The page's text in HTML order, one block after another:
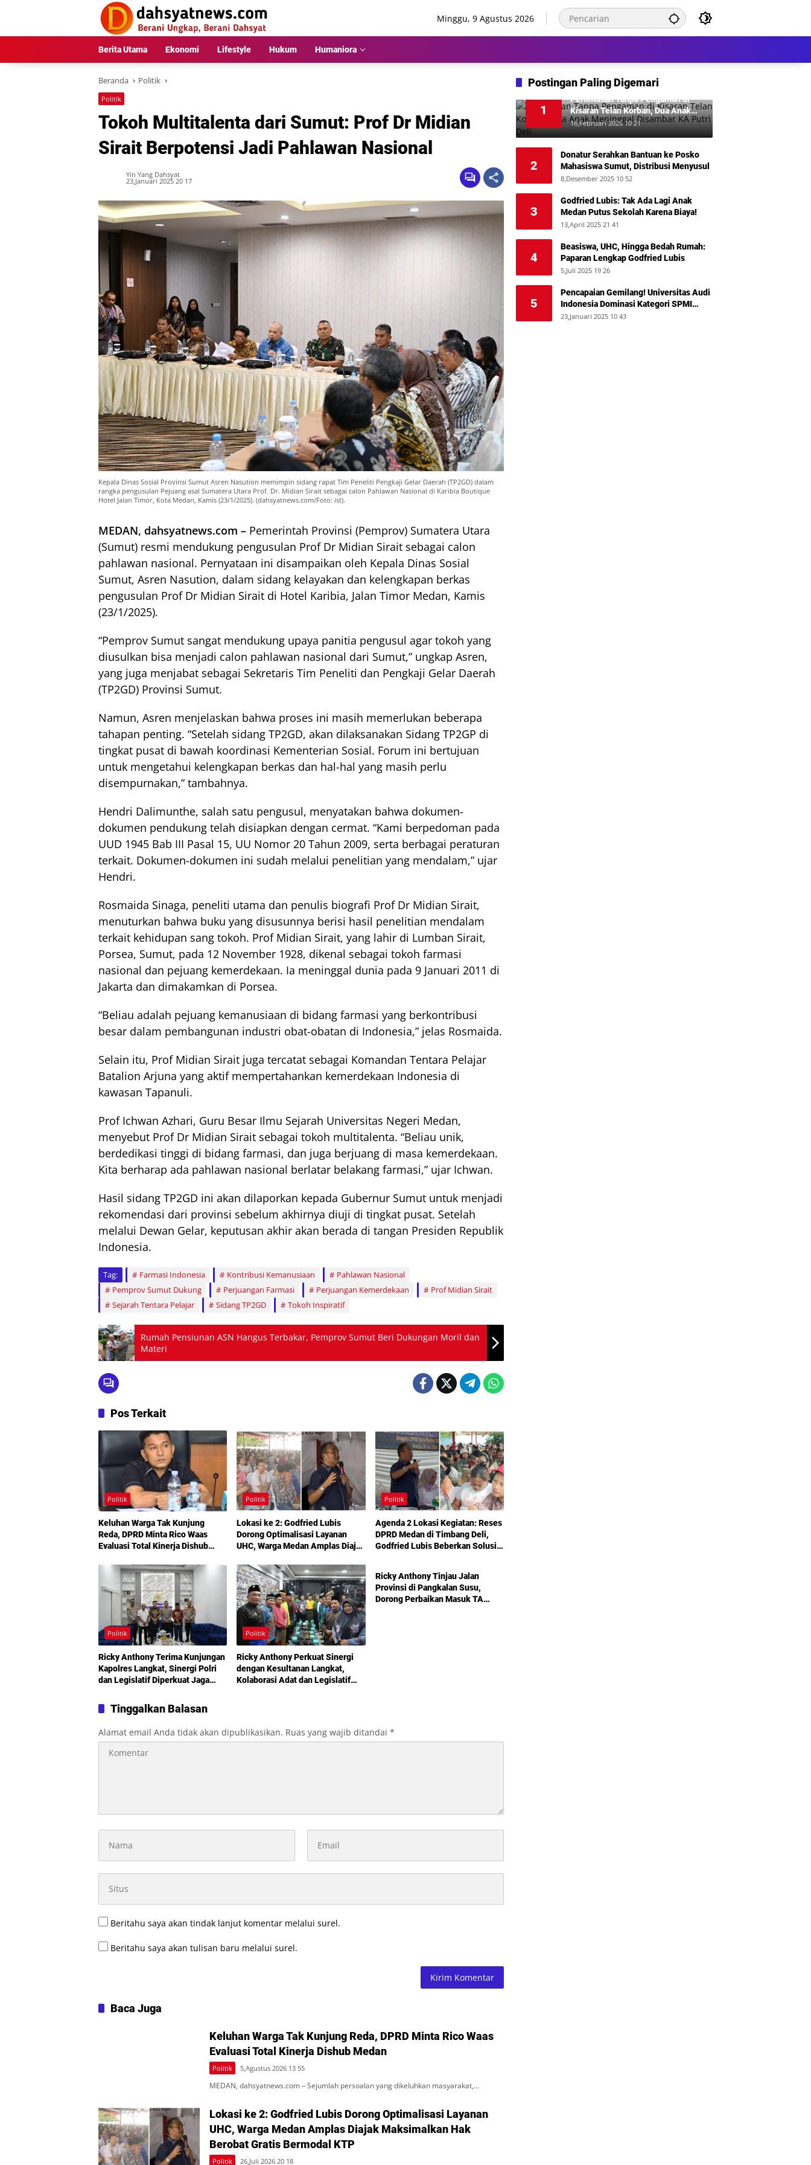
Minggu, 9 Agustus 2026
Berita Utama Ekonomi Lifestyle Hukum Humaniora
Beranda Politik
Politik
Tokoh Multitalenta dari Sumut: Prof Dr Midian
Sirait Berpotensi Jadi Pahlawan Nasional
Yin Yang Dahsyat
23,Januari 2025 20 17
Kepala Dinas Sosial Provinsi Sumut Asren Nasution memimpin sidang rapat Tim Peneliti Pengkaji Gelar Daerah (TP2GD) dalam
rangka pengusulan Pejuang asal Sumatera Utara Prof. Dr. Midian Sirait sebagai calon Pahlawan Nasional di Karibia Boutique
Hotel Jalan Timor, Kota Medan, Kamis (23/1/2025). (dahsyatnews.com/Foto: ist).
MEDAN, dahsyatnews.com – Pemerintah Provinsi (Pemprov) Sumatera Utara
(Sumut) resmi mendukung pengusulan Prof Dr Midian Sirait sebagai calon
pahlawan nasional. Pernyataan ini disampaikan oleh Kepala Dinas Sosial
Sumut, Asren Nasution, dalam sidang kelayakan dan kelengkapan berkas
pengusulan Prof Dr Midian Sirait di Hotel Karibia, Jalan Timor Medan, Kamis
(23/1/2025).
“Pemprov Sumut sangat mendukung upaya panitia pengusul agar tokoh yang
diusulkan bisa menjadi calon pahlawan nasional dari Sumut,” ungkap Asren,
yang juga menjabat sebagai Sekretaris Tim Peneliti dan Pengkaji Gelar Daerah
(TP2GD) Provinsi Sumut.
Namun, Asren menjelaskan bahwa proses ini masih memerlukan beberapa
tahapan penting. “Setelah sidang TP2GD, akan dilaksanakan Sidang TP2GP di
tingkat pusat di bawah koordinasi Kementerian Sosial. Forum ini bertujuan
untuk mengetahui kelengkapan berkas dan hal-hal yang masih perlu
disempurnakan,” tambahnya.
Hendri Dalimunthe, salah satu pengusul, menyatakan bahwa dokumen-
dokumen pendukung telah disiapkan dengan cermat. “Kami berpedoman pada
UUD 1945 Bab III Pasal 15, UU Nomor 20 Tahun 2009, serta berbagai peraturan
terkait. Dokumen-dokumen ini sudah melalui penelitian yang mendalam,” ujar
Hendri.
Rosmaida Sinaga, peneliti utama dan penulis biografi Prof Dr Midian Sirait,
menuturkan bahwa buku yang disusunnya berisi hasil penelitian mendalam
terkait kehidupan sang tokoh. Prof Midian Sirait, yang lahir di Lumban Sirait,
Porsea, Sumut, pada 12 November 1928, dikenal sebagai tokoh farmasi
nasional dan pejuang kemerdekaan. Ia meninggal dunia pada 9 Januari 2011 di
Jakarta dan dimakamkan di Porsea.
“Beliau adalah pejuang kemanusiaan di bidang farmasi yang berkontribusi
besar dalam pembangunan industri obat-obatan di Indonesia,” jelas Rosmaida.
Selain itu, Prof Midian Sirait juga tercatat sebagai Komandan Tentara Pelajar
Batalion Arjuna yang aktif mempertahankan kemerdekaan Indonesia di
kawasan Tapanuli.
Prof Ichwan Azhari, Guru Besar Ilmu Sejarah Universitas Negeri Medan,
menyebut Prof Dr Midian Sirait sebagai tokoh multitalenta. “Beliau unik,
berdedikasi tinggi di bidang farmasi, dan juga berjuang di masa kemerdekaan.
Kita berharap ada pahlawan nasional berlatar belakang farmasi,” ujar Ichwan.
Hasil sidang TP2GD ini akan dilaporkan kepada Gubernur Sumut untuk menjadi
rekomendasi dari provinsi sebelum akhirnya diuji di tingkat pusat. Setelah
melalui Dewan Gelar, keputusan akhir akan berada di tangan Presiden Republik
Indonesia.
Tag: Farmasi Indonesia Kontribusi Kemanusiaan
Pahlawan Nasional
Pemprov Sumut Dukung
Perjuangan Farmasi Perjuangan Kemerdekaan
Prof Midian Sirait
Sejarah Tentara Pelajar
Sidang TP2GD Tokoh Inspiratif
Rumah Pensiunan ASN Hangus Terbakar, Pemprov Sumut Beri Dukungan Moril dan
Materi
Pos Terkait
Politik
Keluhan Warga Tak Kunjung
Reda, DPRD Minta Rico Waas
Evaluasi Total Kinerja Dishub
Politik
Lokasi ke 2: Godfried Lubis
Dorong Optimalisasi Layanan
UHC, Warga Medan Amplas Diajak
Bermodal KTP
Politik
Agenda 2 Lokasi Kegiatan: Reses
DPRD Medan di Timbang Deli,
Godfried Lubis Beberkan Solusi
Politik
Ricky Anthony Terima Kunjungan
Kapolres Langkat, Sinergi Polri
dan Legislatif Diperkuat Jaga
Politik
Ricky Anthony Perkuat Sinergi
dengan Kesultanan Langkat,
Kolaborasi Adat dan Legislatif
Ricky Anthony Tinjau Jalan
Provinsi di Pangkalan Susu,
Dorong Perbaikan Masuk TA
Tinggalkan Balasan
Alamat email Anda tidak akan dipublikasikan. Ruas yang wajib ditandai *
Beritahu saya akan tindak lanjut komentar melalui surel.
Beritahu saya akan tulisan baru melalui surel.
Baca Juga
Keluhan Warga Tak Kunjung Reda, DPRD Minta Rico Waas
Evaluasi Total Kinerja Dishub Medan
Politik 5,Agustus 2026 13 55
MEDAN, dahsyatnews.com – Sejumlah persoalan yang dikeluhkan masyarakat,…
Lokasi ke 2: Godfried Lubis Dorong Optimalisasi Layanan
UHC, Warga Medan Amplas Diajak Maksimalkan Hak
Berobat Gratis Bermodal KTP
Politik 26,Juli 2026 20 18
Postingan Paling Digemari
1
Perlintasan Tanpa Pengaman di
Kisaran Telan Korban, Dua Anak
Meninggal Disambar KA Putri Deli
16,Februari 2026 10 21
2
Donatur Serahkan Bantuan ke Posko
Mahasiswa Sumut, Distribusi Menyusul
8,Desember 2025 10 52
3
Godfried Lubis: Tak Ada Lagi Anak
Medan Putus Sekolah Karena Biaya!
13,April 2025 21 41
4
Beasiswa, UHC, Hingga Bedah Rumah:
Paparan Lengkap Godfried Lubis
5,Juli 2025 19 26
5
Pencapaian Gemilang! Universitas Audi
Indonesia Dominasi Kategori SPMI
Terbaik 2024
23,Januari 2025 10 43